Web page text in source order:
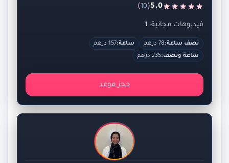
5.0
(
10
)
فيديوهات مجانية: 1
نصف ساعة:78 درهم ساعة:157 درهم
ساعة ونصف:235 درهم
حجز موعد